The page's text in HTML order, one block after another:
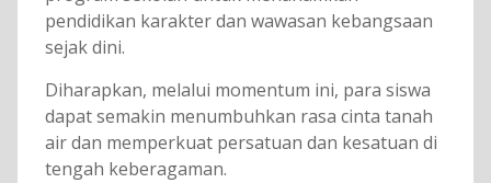
pendidikan karakter dan wawasan kebangsaan
sejak dini.
Diharapkan, melalui momentum ini, para siswa
dapat semakin menumbuhkan rasa cinta tanah
air dan memperkuat persatuan dan kesatuan di
tengah keberagaman.